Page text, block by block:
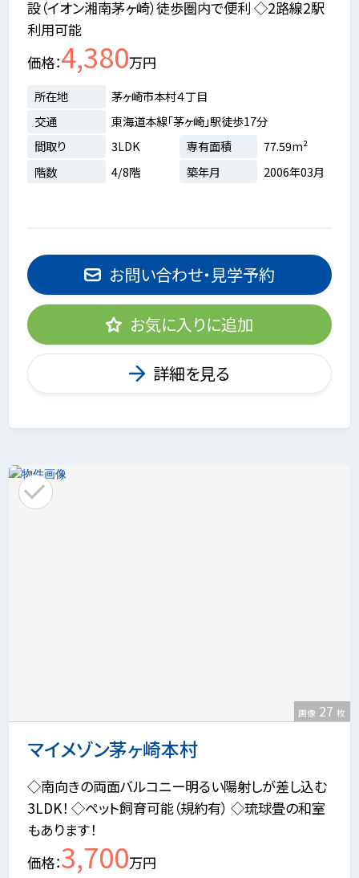
設（イオン湘南茅ヶ崎）徒歩圏内で便利 ◇2路線2駅
利用可能
価格 4,380万円
所在地
茅ヶ崎市本村４丁目
交通
東海道本線「茅ヶ崎」駅徒歩17分
間取り
3LDK 専有面積
77.59m²
階数
4/8階 築年月 2006年03月
お問い合わせ・見学予約
お気に入りに追加
詳細を見る
マイメゾン茅ヶ崎本村
画像 27 枚
◇南向きの両面バルコニー明るい陽射しが差し込む
3LDK！ ◇ペット飼育可能（規約有） ◇琉球畳の和室
もあります！
価格 3,700万円